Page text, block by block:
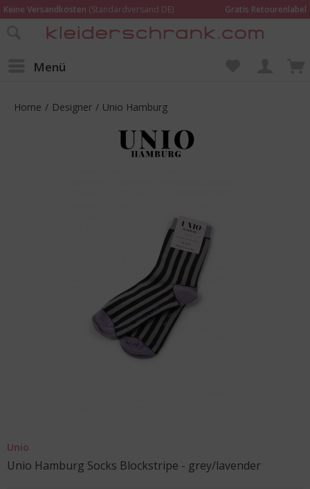
Keine Versandkosten (Standardversand DE)
Gratis Retourenlabel
Online bestellen – im Geschäft in Kempen anprobieren und beraten lassen
Menü
Home / Designer / Unio Hamburg
Unio
Unio Hamburg Socks Blockstripe - grey/lavender